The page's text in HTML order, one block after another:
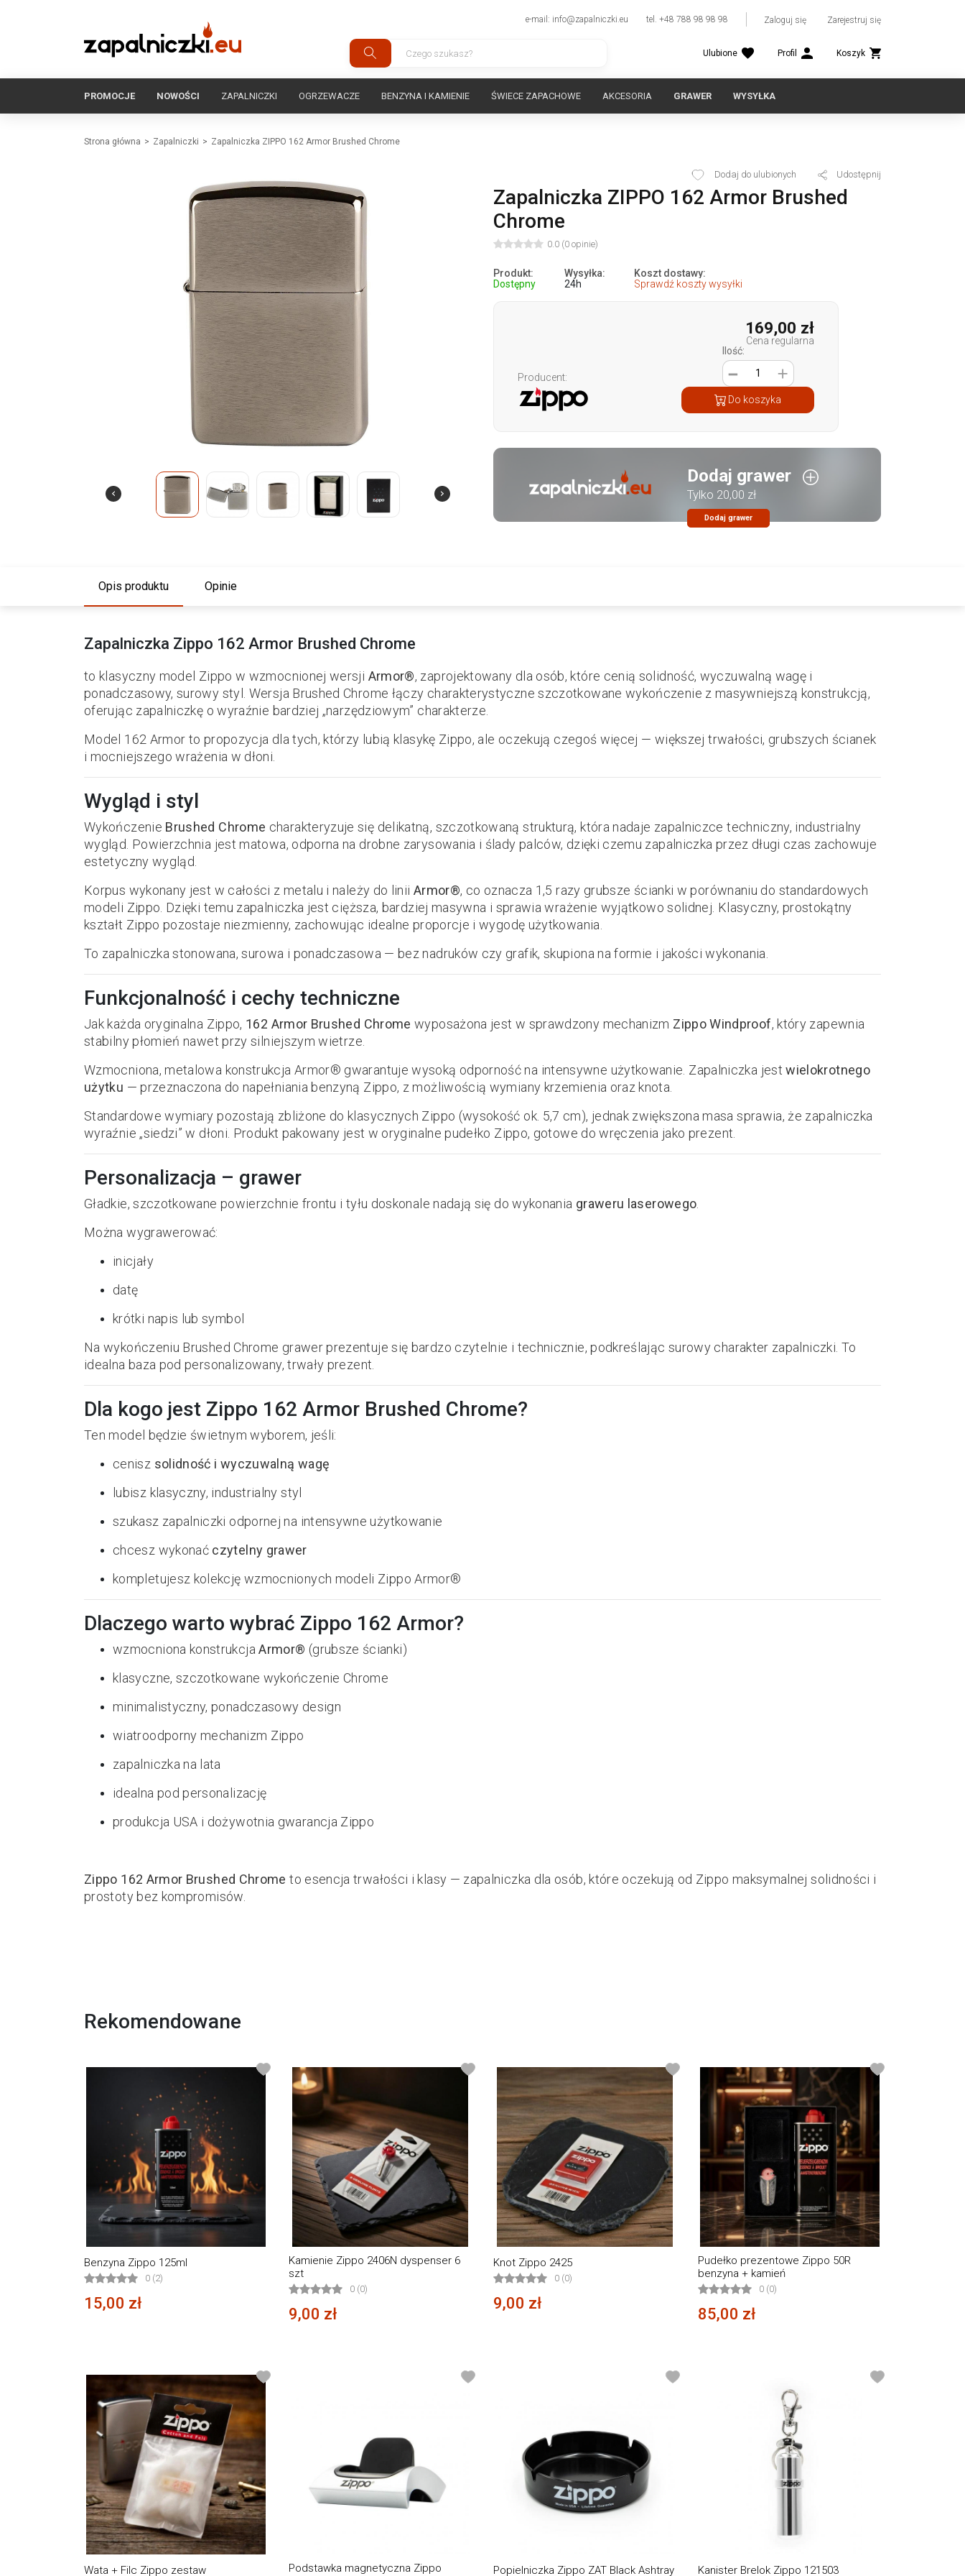
e-mail: info@zapalniczki.eu tel. +48 788 98 98 98 Zaloguj się Zarejestruj się
Ulubione Profil Koszyk
PROMOCJE NOWOŚCI ZAPALNICZKI OGRZEWACZE BENZYNA I KAMIENIE ŚWIECE ZAPACHOWE AKCESORIA GRAWER WYSYŁKA
Strona główna Zapalniczki Zapalniczka ZIPPO 162 Armor Brushed Chrome
Dodaj do ulubionych Udostępnij
Zapalniczka ZIPPO 162 Armor Brushed
Chrome
0.0 (0 opinie)
Produkt:
Dostępny
Wysyłka:
24h
Koszt dostawy:
Sprawdź koszty wysyłki
Producent:
169,00 zł
Cena regularna
Ilość:
1
Do koszyka
Dodaj grawer
Tylko 20,00 zł
Dodaj grawer
Opis produktu Opinie
Zapalniczka Zippo 162 Armor Brushed Chrome
to klasyczny model Zippo w wzmocnionej wersji Armor®, zaprojektowany dla osób, które cenią solidność, wyczuwalną wagę i
ponadczasowy, surowy styl. Wersja Brushed Chrome łączy charakterystyczne szczotkowane wykończenie z masywniejszą konstrukcją,
oferując zapalniczkę o wyraźnie bardziej „narzędziowym” charakterze.
Model 162 Armor to propozycja dla tych, którzy lubią klasykę Zippo, ale oczekują czegoś więcej — większej trwałości, grubszych ścianek
i mocniejszego wrażenia w dłoni.
Wygląd i styl
Wykończenie Brushed Chrome charakteryzuje się delikatną, szczotkowaną strukturą, która nadaje zapalniczce techniczny, industrialny
wygląd. Powierzchnia jest matowa, odporna na drobne zarysowania i ślady palców, dzięki czemu zapalniczka przez długi czas zachowuje
estetyczny wygląd.
Korpus wykonany jest w całości z metalu i należy do linii Armor®, co oznacza 1,5 razy grubsze ścianki w porównaniu do standardowych
modeli Zippo. Dzięki temu zapalniczka jest cięższa, bardziej masywna i sprawia wrażenie wyjątkowo solidnej. Klasyczny, prostokątny
kształt Zippo pozostaje niezmienny, zachowując idealne proporcje i wygodę użytkowania.
To zapalniczka stonowana, surowa i ponadczasowa — bez nadruków czy grafik, skupiona na formie i jakości wykonania.
Funkcjonalność i cechy techniczne
Jak każda oryginalna Zippo, 162 Armor Brushed Chrome wyposażona jest w sprawdzony mechanizm Zippo Windproof, który zapewnia
stabilny płomień nawet przy silniejszym wietrze.
Wzmocniona, metalowa konstrukcja Armor® gwarantuje wysoką odporność na intensywne użytkowanie. Zapalniczka jestwielokrotnego
użytku — przeznaczona do napełniania benzyną Zippo, z możliwością wymiany krzemienia oraz knota.
Standardowe wymiary pozostają zbliżone do klasycznych Zippo (wysokość ok. 5,7 cm), jednak zwiększona masa sprawia, że zapalniczka
wyraźnie „siedzi” w dłoni. Produkt pakowany jest w oryginalne pudełko Zippo, gotowe do wręczenia jako prezent.
Personalizacja – grawer
Gładkie, szczotkowane powierzchnie frontu i tyłu doskonale nadają się do wykonania graweru laserowego
Można wygrawerować:
inicjały
datę
krótki napis lub symbol
Na wykończeniu Brushed Chrome grawer prezentuje się bardzo czytelnie i technicznie, podkreślając surowy charakter zapalniczki. To
idealna baza pod personalizowany, trwały prezent.
Dla kogo jest Zippo 162 Armor Brushed Chrome?
Ten model będzie świetnym wyborem, jeśli:
cenisz solidność i wyczuwalną wagę
lubisz klasyczny, industrialny styl
szukasz zapalniczki odpornej na intensywne użytkowanie
chcesz wykonać czytelny grawer
kompletujesz kolekcję wzmocnionych modeli Zippo Armor®
Dlaczego warto wybrać Zippo 162 Armor?
wzmocniona konstrukcjaArmor® (grubsze ścianki)
klasyczne, szczotkowane wykończenie Chrome
minimalistyczny, ponadczasowy design
wiatroodporny mechanizm Zippo
zapalniczka na lata
idealna pod personalizację
produkcja USA i dożywotnia gwarancja Zippo
Zippo 162 Armor Brushed Chrome to esencja trwałości i klasy — zapalniczka dla osób, które oczekują od Zippo maksymalnej solidności i
prostoty bez kompromisów.
Rekomendowane
Benzyna Zippo 125ml
0 (2)
15,00 zł
Kamienie Zippo 2406N dyspenser 6
szt
0 (0)
9,00 zł
Knot Zippo 2425
0 (0)
9,00 zł
Pudełko prezentowe Zippo 50R
benzyna + kamień
0 (0)
85,00 zł
Wata + Filc Zippo zestaw
Podstawka magnetyczna Zippo
Popielniczka Zippo ZAT Black Ashtray Kanister Brelok Zippo 121503